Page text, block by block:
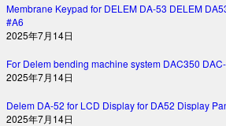
Membrane Keypad for DELEM DA-53 DELEM
#A6
2025年7月14日
For Delem bending machine system DAC350
2025年7月14日
Delem DA-52 for LCD Display for DA52 Display
2025年7月14日